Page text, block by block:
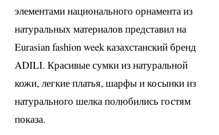
элементами национального орнамента из
натуральных материалов представил на
Eurasian fashion week казахстанский бренд
ADILI. Красивые сумки из натуральной
кожи, легкие платья, шарфы и косынки из
натурального шелка полюбились гостям
показа.